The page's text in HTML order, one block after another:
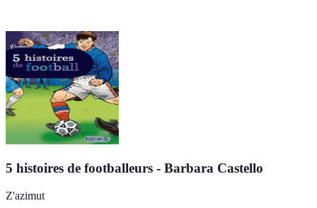
5 histoires de footballeurs - Barbara Castello
Z'azimut